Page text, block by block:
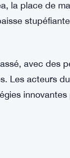
à la
phénomène
été
a connu une
la place de